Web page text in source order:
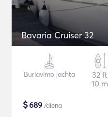
Bavaria Cruiser 32
Buriavimo jachta
32 ft
10 m
$689 /diena